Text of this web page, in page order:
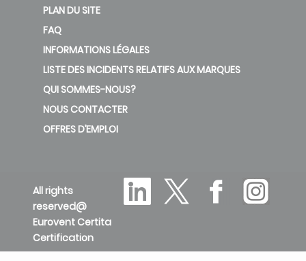
PLAN DU SITE
FAQ
INFORMATIONS LÉGALES
LISTE DES INCIDENTS RELATIFS AUX MARQUES
QUI SOMMES-NOUS?
NOUS CONTACTER
OFFRES D’EMPLOI
All rights
reserved@
Eurovent Certita
Certification